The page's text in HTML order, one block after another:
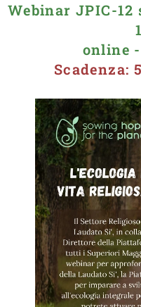
Webinar JPIC-12
online
Scadenza: